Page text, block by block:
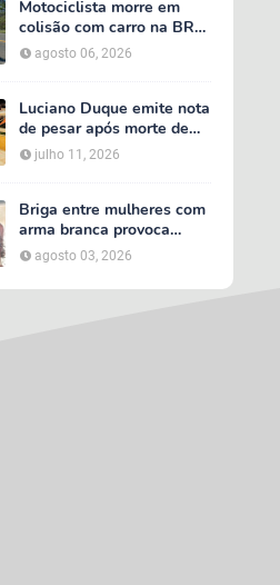
Motociclista morre em
colisão com carro na BR-
232, em Serra Talhada
agosto 06, 2026
Luciano Duque emite nota
de pesar após morte de
Maria Valentina; Márcia
Conrado decreta luto
Serra Talhada
julho 11, 2026
Briga entre mulheres com
arma branca provoca
tumulto em loja no bairro
AABB, em Serra Talhada
agosto 03, 2026